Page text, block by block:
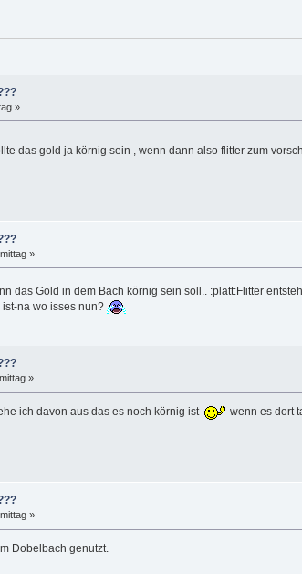
»
das gold ja körnig sein , wenn dann also flitter zum
»
das Gold in dem Bach körnig sein soll.. :platt:Flitter
na wo isses nun?
»
ich davon aus das es noch körnig ist wenn es dort
»
Dobelbach genutzt.